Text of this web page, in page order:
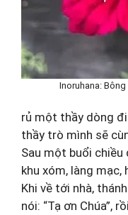
Inoruhana: Bông
rủ một thầy dòng đi
thầy trò mình sẽ
Sau một buổi chiều
khu xóm, làng
Khi về tới nhà,
nói: “Tạ ơn Chúa”,